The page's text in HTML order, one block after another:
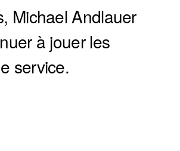
Michael Andlauer
à jouer les
service.